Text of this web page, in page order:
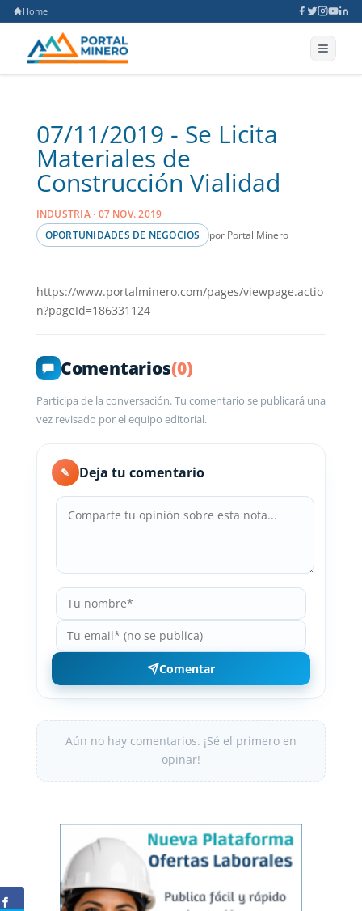
Home
07/11/2019 - Se Licita
Materiales de
Construcción Vialidad
INDUSTRIA · 07 NOV. 2019
OPORTUNIDADES DE NEGOCIOS
por Portal Minero
https://www.portalminero.com/pages/viewpage.actio
n?pageId=186331124
Comentarios(0)
Participa de la conversación. Tu comentario se publicará una
vez revisado por el equipo editorial.
✎ Deja tu comentario
Comentar
Aún no hay comentarios. ¡Sé el primero en
opinar!